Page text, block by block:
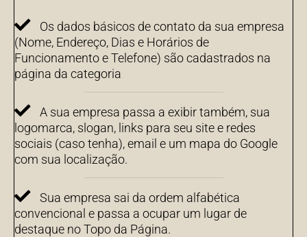
Os dados básicos de contato da sua empresa
(Nome, Endereço, Dias e Horários de
Funcionamento e Telefone) são cadastrados na
página da categoria
A sua empresa passa a exibir também, sua
logomarca, slogan, links para seu site e redes
sociais (caso tenha), email e um mapa do Google
com sua localização.
Sua empresa sai da ordem alfabética
convencional e passa a ocupar um lugar de
destaque no Topo da Página.